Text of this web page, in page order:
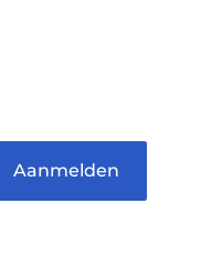
Aanmelden